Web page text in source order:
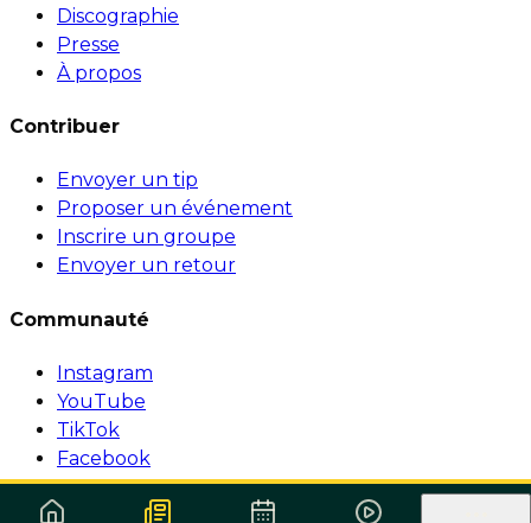
Discographie
Presse
À propos
Contribuer
Envoyer un tip
Proposer un événement
Inscrire un groupe
Envoyer un retour
Communauté
Instagram
YouTube
TikTok
Facebook
© 1999-2026 Surforeggae.com — Tous droits réservés.